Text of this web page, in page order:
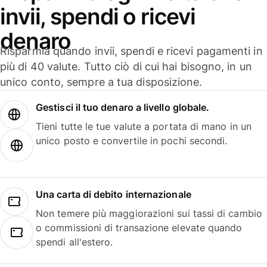
invii, spendi o ricevi
denaro
Risparmia quando invii, spendi e ricevi pagamenti in
più di 40 valute. Tutto ciò di cui hai bisogno, in un
unico conto, sempre a tua disposizione.
Gestisci il tuo denaro a livello globale.
Tieni tutte le tue valute a portata di mano in un
unico posto e convertile in pochi secondi.
Una carta di debito internazionale
Non temere più maggiorazioni sui tassi di cambio
o commissioni di transazione elevate quando
spendi all'estero.